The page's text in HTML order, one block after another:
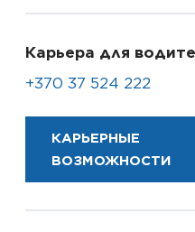
Карьера для
+370 37 524 222
КАРЬЕРНЫЕ
ВОЗМОЖНОСТИ